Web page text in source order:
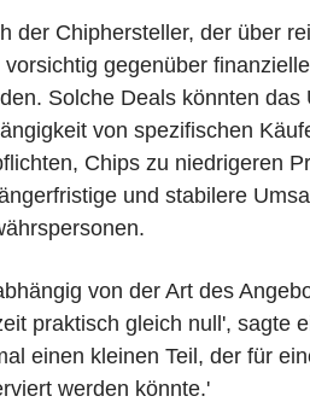
der Chiphersteller, der über
vorsichtig gegenüber
Solche Deals könnten das
von spezifischen
Chips zu niedrigeren
und stabilere
von der Art des
praktisch gleich null', sagte
einen kleinen Teil, der für
werden könnte.'